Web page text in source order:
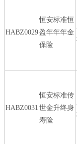
HABZ0029
恒安标准恒
盈年年年金
保险
HABZ0031
恒安标准传
世金升终身
寿险